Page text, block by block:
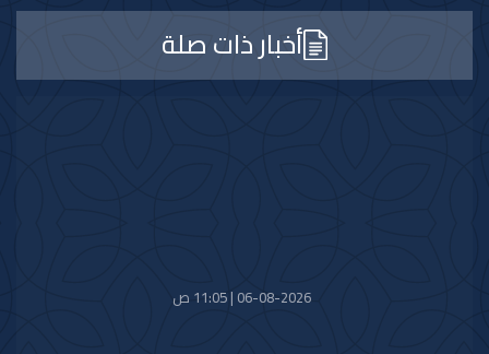
أخبار ذات صلة
06-08-2026 | 11:05 ص